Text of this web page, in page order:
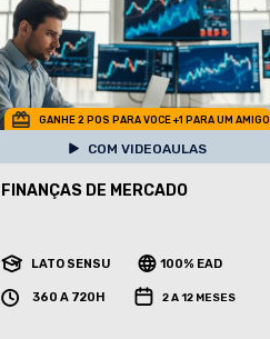
GANHE 2 POS PARA VOCE +1 PARA UM AMIGO
COM VIDEOAULAS
FINANÇAS DE MERCADO
LATO SENSU 100% EAD
360 A 720H 2 A 12 MESES